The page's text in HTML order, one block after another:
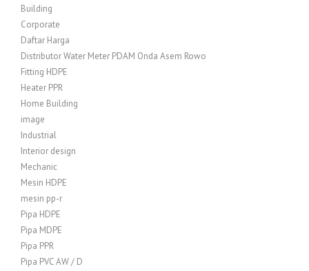
Building
Corporate
Daftar Harga
Distributor Water Meter PDAM Onda Asem Rowo
Fitting HDPE
Heater PPR
Home Building
image
Industrial
Interior design
Mechanic
Mesin HDPE
mesin pp-r
Pipa HDPE
Pipa MDPE
Pipa PPR
Pipa PVC AW / D